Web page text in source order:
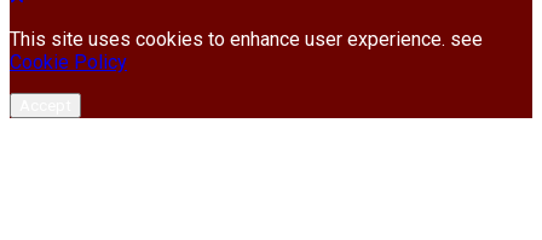
This site uses cookies to enhance user experience. see
Cookie Policy